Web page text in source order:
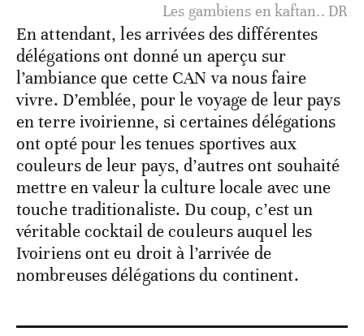
Les Super Eagles en kaftan.. DR
En attendant, les arrivées des différentes
délégations ont donné un aperçu sur
l’ambiance que cette CAN va nous faire
vivre. D’emblée, pour le voyage de leur pays
en terre ivoirienne, si certaines délégations
ont opté pour les tenues sportives aux
couleurs de leur pays, d’autres ont souhaité
mettre en valeur la culture locale avec une
touche traditionaliste. Du coup, c’est un
véritable cocktail de couleurs auquel les
Ivoiriens ont eu droit à l’arrivée de
nombreuses délégations du continent.